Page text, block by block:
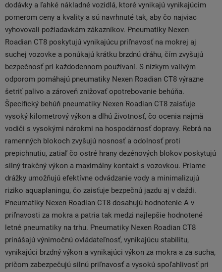
dodávky a ľahké nákladné vozidlá, ktoré vynikajú vynikajúcim
pomerom ceny a kvality a sú navrhnuté tak, aby čo najviac
vyhovovali požiadavkám zákazníkov. Pneumatiky Nexen
Roadian CT8 poskytujú vynikajúcu priľnavosť na mokrej aj
suchej vozovke a ponúkajú krátku brzdnú dráhu, čím zvyšujú
bezpečnosť pri každodennom používaní. S nízkym valivým
odporom pomáhajú pneumatiky Nexen Roadian CT8 výrazne
šetriť palivo a zároveň znižovať opotrebovanie behúňa.
Špecifický behúň pneumatiky Nexen Roadian CT8 zaisťuje
vysoký kilometrový výkon a dlhú životnosť, čo ocenia najmä
vodiči s vysokými nárokmi na hospodárnosť dopravy. Rebrá na
ramenných blokoch zvyšujú nosnosť a odolnosť proti
prepichnutiu, zatiaľ čo ostré hrany dezénových blokov poskytujú
silný trakčný výkon a maximálny kontakt s vozovkou. Priame
drážky umožňujú efektívne odvádzanie vody a minimalizujú
riziko aquaplaningu, čo zaisťuje bezpečnú jazdu aj v daždi.
Pneumatiky Nexen Roadian CT8 dosahujú hodnotenie A v
priľnavosti za mokra a patria tak medzi najlepšie hodnotené
letné pneumatiky na trhu. Pneumatiky Nexen Roadian CT8
prinášajú výnimočnú ovládateľnosť, vynikajúcu stabilitu,
vynikajúci brzdný výkon a vynikajúci výkon za mokra a za sucha,
pričom zabezpečujú silnú priľnavosť a vysokú spoľahlivosť pri